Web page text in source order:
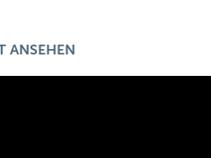
ANSEHEN